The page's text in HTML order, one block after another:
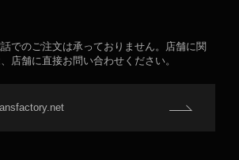
でのご注文は承っておりません。店舗に関
店舗に直接お問い合わせください。